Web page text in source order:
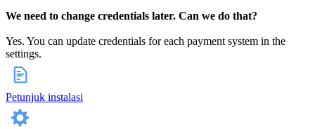
We need to change credentials later. Can we do that?
Yes. You can update credentials for each payment system in the
settings.
Petunjuk instalasi